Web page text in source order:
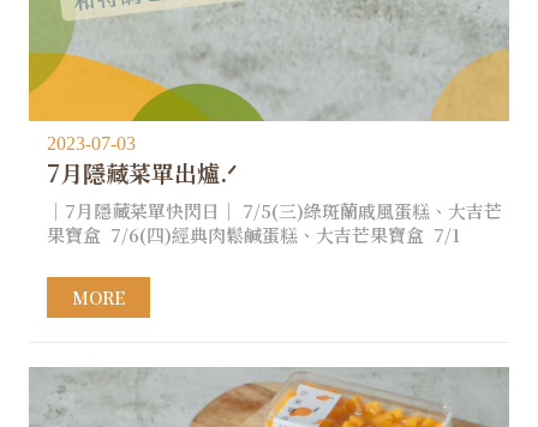
2023-07-03
7月隱藏菜單出爐.ᐟ
｜7月隱藏菜單快閃日｜ ​ 7/5(三)綠斑蘭戚風蛋糕、大吉芒
果寶盒 7/6(四)經典肉鬆鹹蛋糕、大吉芒果寶盒 7/1
MORE